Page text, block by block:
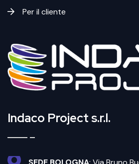
Per il cliente
Indaco Project s.r.l.